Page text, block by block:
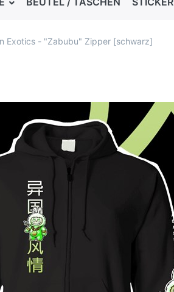
Exotics - "Zabubu" Zipper [schwarz]